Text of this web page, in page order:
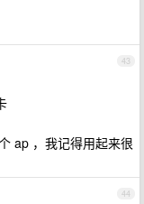
43
ap ，我记得用起来很
44